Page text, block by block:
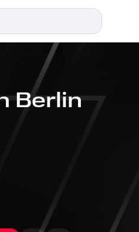
Berlin